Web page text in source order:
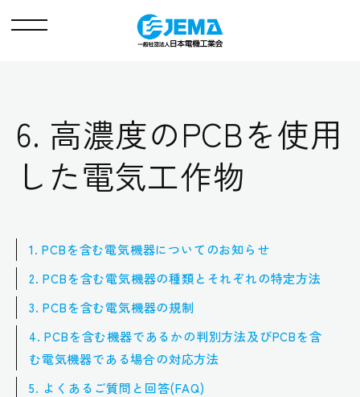
メ
6. 高濃度のPCBを使用
した電気工作物
1. PCBを含む電気機器についてのお知らせ
2. PCBを含む電気機器の種類とそれぞれの特定方法
3. PCBを含む電気機器の規制
4. PCBを含む機器であるかの判別方法及びPCBを含
む電気機器である場合の対応方法
5. よくあるご質問と回答(FAQ)